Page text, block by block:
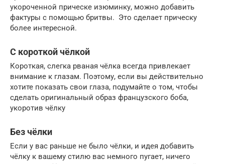
укороченной прическе изюминку, можно добавить
фактуры с помощью бритвы. Это сделает прическу
более интересной.
С короткой чёлкой
Короткая, слегка рваная чёлка всегда привлекает
внимание к глазам. Поэтому, если вы действительно
хотите показать свои глаза, подумайте о том, чтобы
сделать оригинальный образ французского боба,
укоротив чёлку
Без чёлки
Если у вас раньше не было чёлки, и идея добавить
чёлку к вашему стилю вас немного пугает, ничего